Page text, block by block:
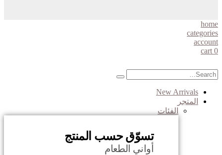
home
categories
account
0
cart
New Arrivals
المتجر
الفئات
تسوّق حسب المنتج
أواني الطعام